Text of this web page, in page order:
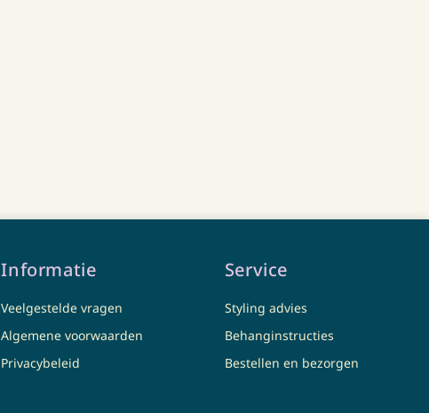
Informatie
Veelgestelde vragen
Algemene voorwaarden
Privacybeleid
Service
Styling advies
Behanginstructies
Bestellen en bezorgen